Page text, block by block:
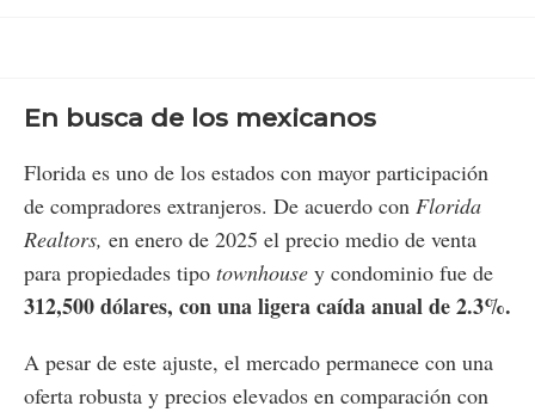
En busca de los mexicanos
Florida es uno de los estados con mayor participación
de compradores extranjeros. De acuerdo con Florida
Realtors, en enero de 2025 el precio medio de venta
para propiedades tipo townhouse y condominio fue de
312,500 dólares, con una ligera caída anual de 2.3%​.
A pesar de este ajuste, el mercado permanece con una
oferta robusta y precios elevados en comparación con